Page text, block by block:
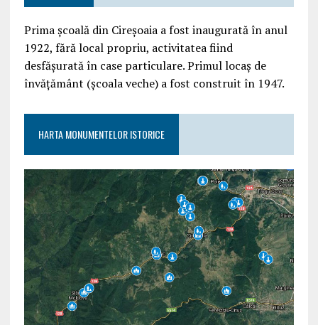
Prima școală din Cireșoaia a fost inaugurată în anul
1922, fără local propriu, activitatea fiind
desfășurată în case particulare. Primul locaș de
învățământ (școala veche) a fost construit în 1947.
HARTA MONUMENTELOR ISTORICE